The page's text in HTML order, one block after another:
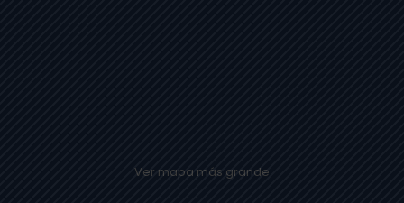
Ver mapa más grande